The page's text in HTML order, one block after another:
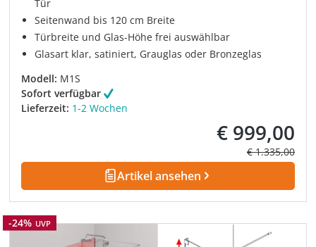
Tür
Seitenwand bis 120 cm Breite
Türbreite und Glas-Höhe frei auswählbar
Glasart klar, satiniert, Grauglas oder Bronzeglas
Modell: M1S
Sofort verfügbar
Lieferzeit: 1-2 Wochen
Verkaufspreis:
€ 999,00
Regulärer
€ 1.335,00
Artikel ansehen
Rabatt
-24% UVP